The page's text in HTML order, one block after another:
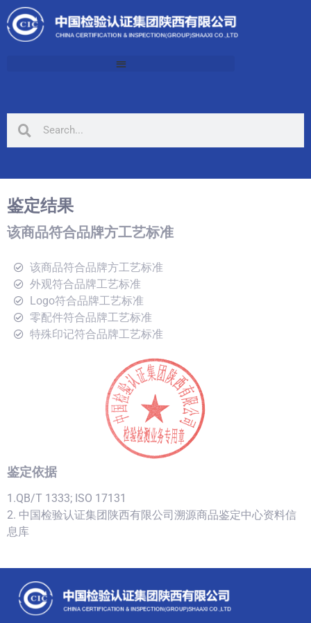
鉴定结果
该商品符合品牌方工艺标准
该商品符合品牌方工艺标准
外观符合品牌工艺标准
Logo符合品牌工艺标准
零配件符合品牌工艺标准
特殊印记符合品牌工艺标准
鉴定依据
1.QB/T 1333; ISO 17131
2. 中国检验认证集团陕西有限公司溯源商品鉴定中心资料信
息库